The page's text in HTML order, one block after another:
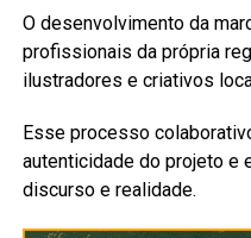
O desenvolvimento da
profissionais da própria
ilustradores e criativos
Esse processo
autenticidade do projeto e
discurso e realidade.